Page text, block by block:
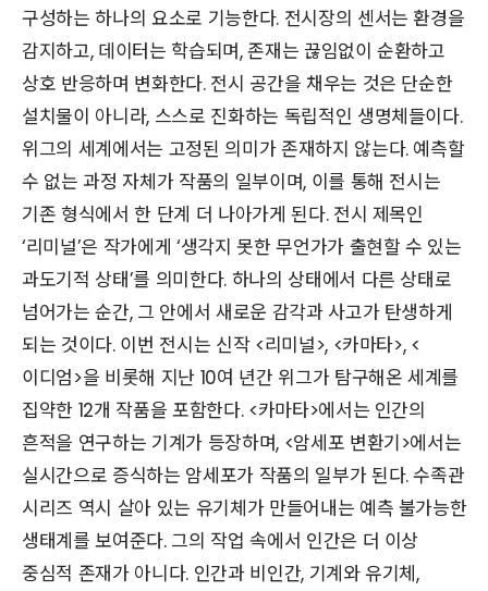
구성하는 하나의 요소로 기능한다. 전시장의 센서는 환경을
감지하고, 데이터는 학습되며, 존재는 끊임없이 순환하고
상호 반응하며 변화한다. 전시 공간을 채우는 것은 단순한
설치물이 아니라, 스스로 진화하는 독립적인 생명체들이다.
위그의 세계에서는 고정된 의미가 존재하지 않는다. 예측할
수 없는 과정 자체가 작품의 일부이며, 이를 통해 전시는
기존 형식에서 한 단계 더 나아가게 된다. 전시 제목인
‘리미널’은 작가에게 ‘생각지 못한 무언가가 출현할 수 있는
과도기적 상태’를 의미한다. 하나의 상태에서 다른 상태로
넘어가는 순간, 그 안에서 새로운 감각과 사고가 탄생하게
되는 것이다. 이번 전시는 신작 <리미널>, <카마타>, <
이디엄>을 비롯해 지난 10여 년간 위그가 탐구해온 세계를
집약한 12개 작품을 포함한다. <카마타>에서는 인간의
흔적을 연구하는 기계가 등장하며, <암세포 변환기>에서는
실시간으로 증식하는 암세포가 작품의 일부가 된다. 수족관
시리즈 역시 살아 있는 유기체가 만들어내는 예측 불가능한
생태계를 보여준다. 그의 작업 속에서 인간은 더 이상
중심적 존재가 아니다. 인간과 비인간, 기계와 유기체,